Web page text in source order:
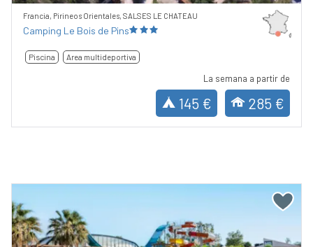
Francia, Pirineos Orientales, SALSES LE CHATEAU
Camping Le Bois de Pins
Piscina Area multideportiva
La semana a partir de
145 € 285 €